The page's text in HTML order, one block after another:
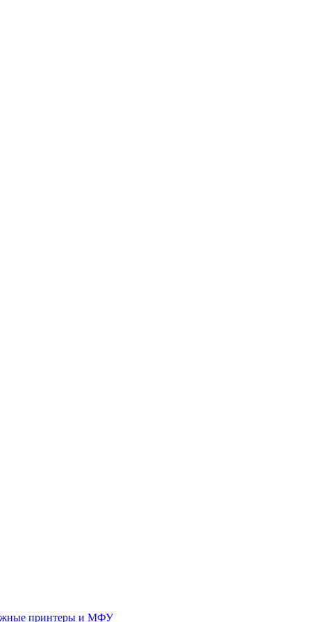
принтеры и МФУ